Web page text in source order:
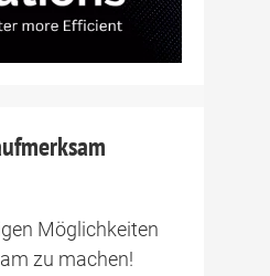
Möglichkeiten
zu machen!